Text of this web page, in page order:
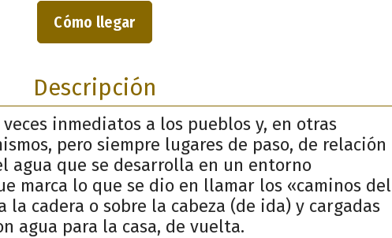
Cómo llegar
Descripción
inmediatos a los pueblos y, en otras
pero siempre lugares de paso, de relación
agua que se desarrolla en un entorno
marca lo que se dio en llamar los «caminos del
la cadera o sobre la cabeza (de ida) y cargadas
agua para la casa, de vuelta.